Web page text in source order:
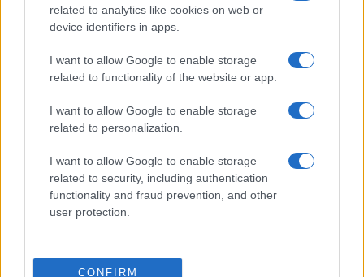
related to analytics like cookies on web or
device identifiers in apps.
I want to allow Google to enable storage
related to functionality of the website or app.
I want to allow Google to enable storage
related to personalization.
I want to allow Google to enable storage
related to security, including authentication
functionality and fraud prevention, and other
user protection.
CONFIRM
Continua a leggere